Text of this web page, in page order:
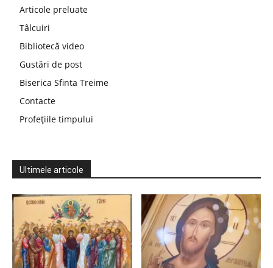
Articole preluate
Tâlcuiri
Bibliotecă video
Gustări de post
Biserica Sfinta Treime
Contacte
Profețiile timpului
Ultimele articole